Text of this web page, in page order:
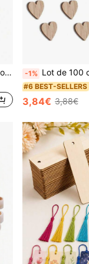
50 pièces/100 pièces Tiges de bois pour artisanat et projets DIY, bâtons de bois de bambou non finis, tiges de bois pré-coupées pour accessoires de photographie faits main -1% Lot de 100 cœurs en bois de 12 mm, cœurs en bois pour l'étiquetage,
#6 BEST-SELLERS
3,84€ 3,88€